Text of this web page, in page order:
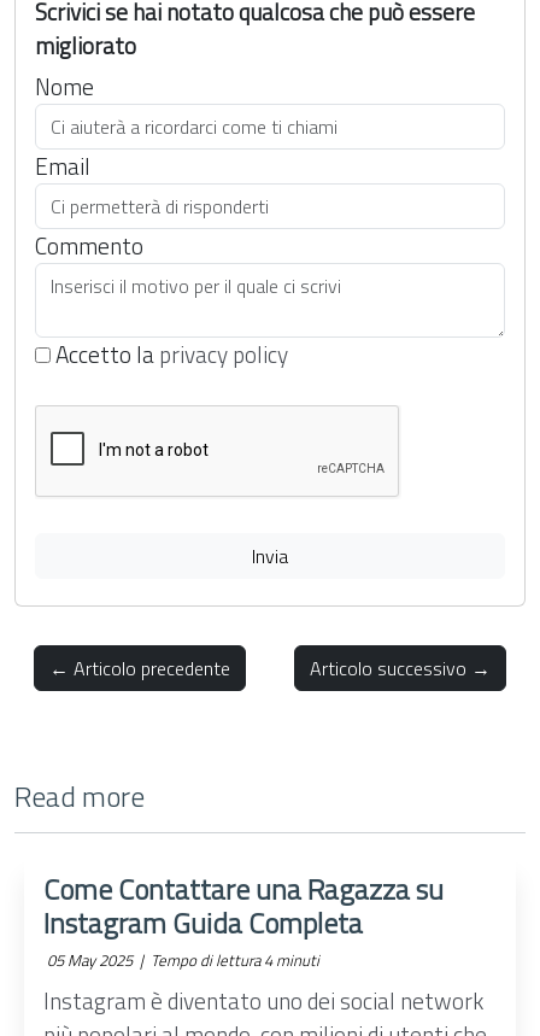
Scrivici se hai notato qualcosa che può essere
migliorato
Nome
Email
Commento
Accetto laprivacy policy
Invia
← Articolo precedente Articolo successivo →
Read more
Come Contattare una Ragazza su
Instagram Guida Completa
05 May 2025 | Tempo di lettura 4 minuti
Instagram è diventato uno dei social network